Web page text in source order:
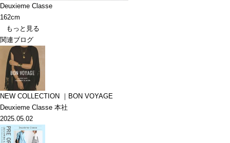
Deuxieme Classe
162cm
もっと見る
関連ブログ
NEW COLLECTION ｜BON VOYAGE
Deuxieme Classe 本社
2025.05.02